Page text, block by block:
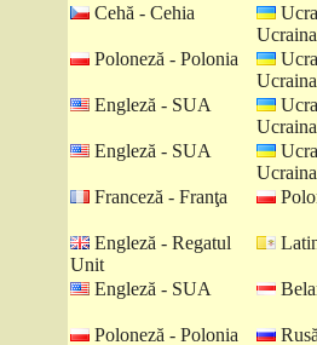
Cehă - Cehia
Ucraina
Poloneză - Polonia
Ucraina
Engleză - SUA
Ucraina
Engleză - SUA
Ucraina
Franceză - Franţa
Engleză - Regatul
Unit
Engleză - SUA
Poloneză - Polonia